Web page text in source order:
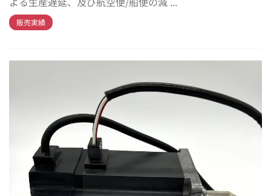
販売実績